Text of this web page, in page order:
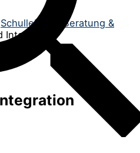
Schulleben
Beratung &
Integration